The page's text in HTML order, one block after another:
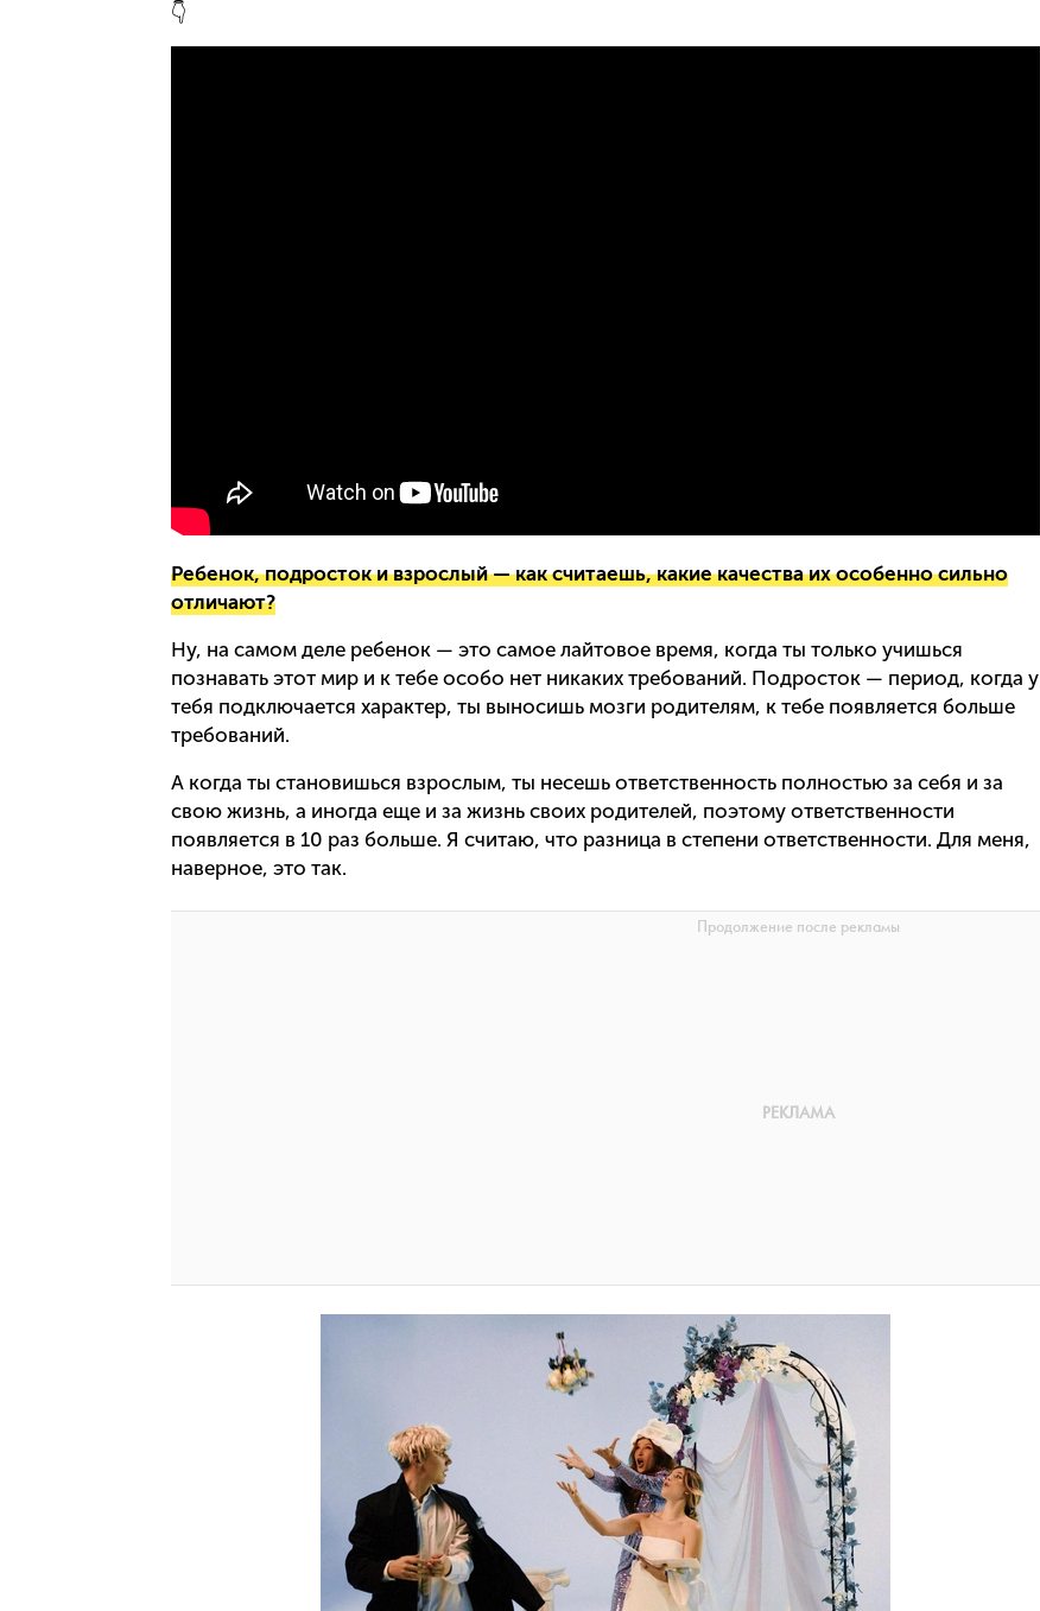
👇
Ребенок, подросток и взрослый — как считаешь, какие качества их особенно сильно
отличают?
Ну, на самом деле ребенок — это самое лайтовое время, когда ты только учишься
познавать этот мир и к тебе особо нет никаких требований. Подросток — период, когда у
тебя подключается характер, ты выносишь мозги родителям, к тебе появляется больше
требований.
А когда ты становишься взрослым, ты несешь ответственность полностью за себя и за
свою жизнь, а иногда еще и за жизнь своих родителей, поэтому ответственности
появляется в 10 раз больше. Я считаю, что разница в степени ответственности. Для меня,
наверное, это так.